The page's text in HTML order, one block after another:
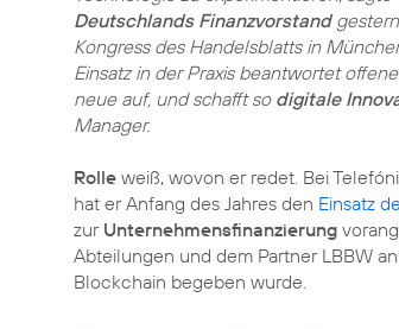
Deutschlands Finanzvorstand
Kongress des Handelsblatts in
Einsatz in der Praxis beantwortet
neue auf, und schafft so digitale
Manager.
Rolle weiß, wovon er redet. Bei
hat er Anfang des Jahres den Einsatz
zur Unternehmensfinanzierung
Abteilungen und dem Partner LBBW
Blockchain begeben wurde.